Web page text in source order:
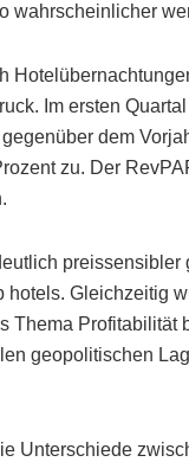
wahrscheinlicher
Im ersten
dem
zu. Der
preissensibler
hotels. Gleichzeitig
Thema Profitabilität
geopolitischen
Unterschiede